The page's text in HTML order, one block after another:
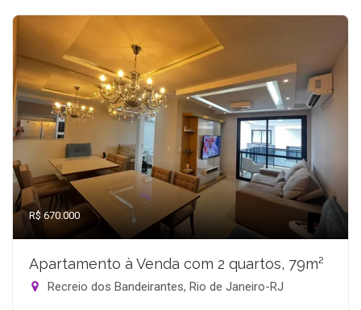
R$ 670.000
Apartamento à Venda com 2 quartos, 79m²
Recreio dos Bandeirantes, Rio de Janeiro-RJ